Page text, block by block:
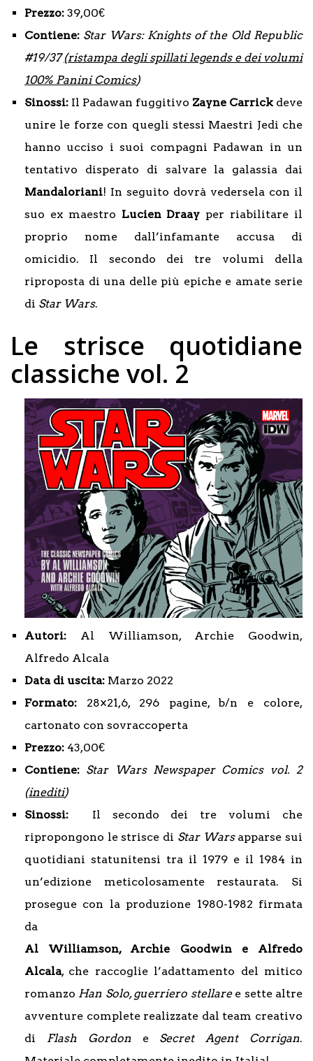
Prezzo: 39,00€
Contiene: Star Wars: Knights of the Old Republic
#19/37(ristampa degli spillati legends e dei volumi
100% Panini Comics)
Sinossi: Il Padawan fuggitivo Zayne Carrick deve
unire le forze con quegli stessi Maestri Jedi che
hanno ucciso i suoi compagni Padawan in un
tentativo disperato di salvare la galassia dai
Mandaloriani! In seguito dovrà vedersela con il
suo ex maestro Lucien Draay per riabilitare il
proprio nome dall’infamante accusa di
omicidio. Il secondo dei tre volumi della
riproposta di una delle più epiche e amate serie
di Star Wars.
Le strisce quotidiane
classiche vol. 2
Autori: Al Williamson, Archie Goodwin,
Alfredo Alcala
Data di uscita: Marzo 2022
Formato: 28×21,6, 296 pagine, b/n e colore,
cartonato con sovraccoperta
Prezzo: 43,00€
Contiene: Star Wars Newspaper Comics vol. 2
(inediti)
Sinossi:
Il secondo dei tre volumi che
ripropongono le strisce di Star Wars apparse sui
quotidiani statunitensi tra il 1979 e il 1984 in
un’edizione meticolosamente restaurata. Si
prosegue con la produzione 1980-1982 firmata
da
Al Williamson, Archie Goodwin e Alfredo
Alcala, che raccoglie l’adattamento del mitico
romanzo Han Solo, guerriero stellare e sette altre
avventure complete realizzate dal team creativo
di Flash Gordon e Secret Agent Corrigan.